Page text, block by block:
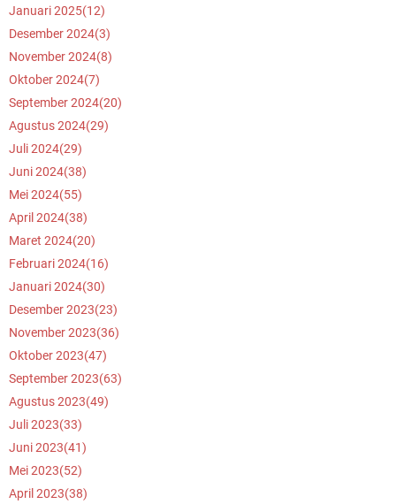
Januari 2025(12)
Desember 2024(3)
November 2024(8)
Oktober 2024(7)
September 2024(20)
Agustus 2024(29)
Juli 2024(29)
Juni 2024(38)
Mei 2024(55)
April 2024(38)
Maret 2024(20)
Februari 2024(16)
Januari 2024(30)
Desember 2023(23)
November 2023(36)
Oktober 2023(47)
September 2023(63)
Agustus 2023(49)
Juli 2023(33)
Juni 2023(41)
Mei 2023(52)
April 2023(38)